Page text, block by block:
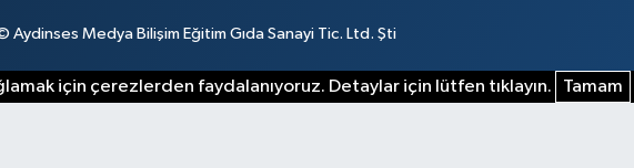
Medya Bilişim Eğitim Gıda Sanayi Tic. Ltd. Şti
için çerezlerden faydalanıyoruz. Detaylar için lütfen tıklayın. Tamam